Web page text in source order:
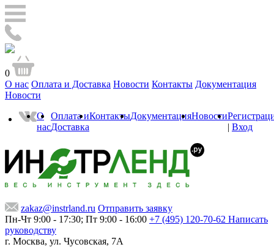
0
О нас Оплата и Доставка Новости Контакты Документация
Новости
О
нас
Оплата и
Доставка
КонтактыДокументацияНовости
| Вход
zakaz@instrland.ru Отправить заявку
Пн-Чт 9:00 - 17:30; Пт 9:00 - 16:00 +7 (495) 120-70-62 Написать
руководству
г. Москва, ул. Чусовская, 7А